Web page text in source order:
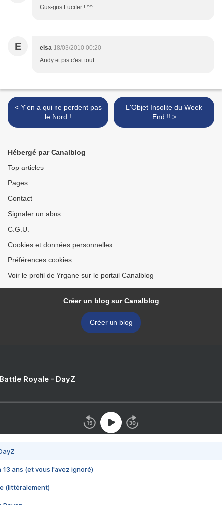
Gus-gus Lucifer ! ^^
E elsa 18/03/2010 00:20
Andy et pis c'est tout
< Y'en a qui ne perdent pas
le Nord !
L'Objet Insolite du Week
End !! >
Hébergé par Canalblog
Top articles
Pages
Contact
Signaler un abus
C.G.U.
Cookies et données personnelles
Préférences cookies
Voir le profil de Yrgane sur le portail Canalblog
Créer un blog sur Canalblog
Créer un blog
Royale - DayZ
13 ans (et vous l'avez ignoré)
(littéralement)